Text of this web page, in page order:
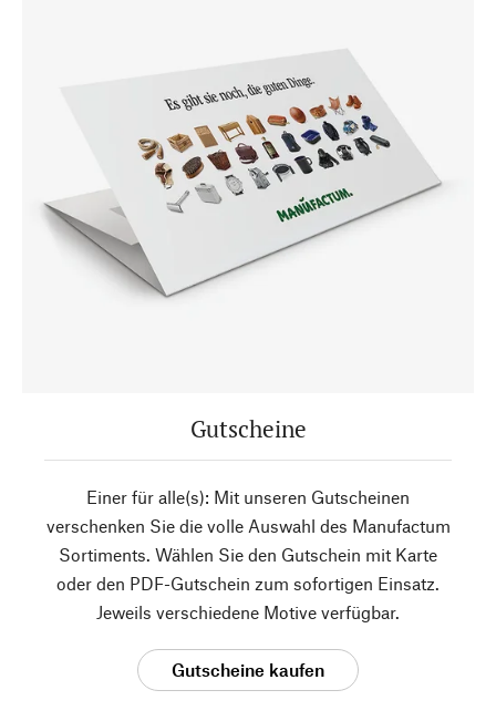
Gutscheine
Einer für alle(s): Mit unseren Gutscheinen
verschenken Sie die volle Auswahl des Manufactum
Sortiments. Wählen Sie den Gutschein mit Karte
oder den PDF-Gutschein zum sofortigen Einsatz.
Jeweils verschiedene Motive verfügbar.
Gutscheine kaufen